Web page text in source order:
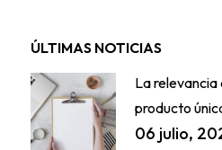
ÚLTIMAS NOTICIAS
La relevancia
producto
06 julio,